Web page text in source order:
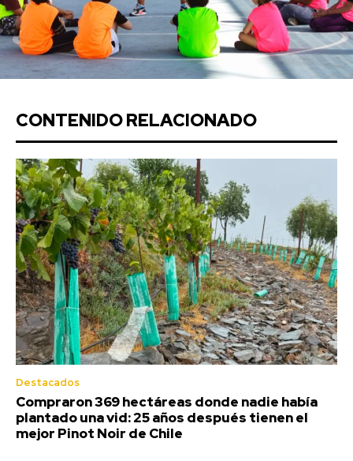
CONTENIDO RELACIONADO
Destacados
Compraron 369 hectáreas donde nadie había
plantado una vid: 25 años después tienen el
mejor Pinot Noir de Chile